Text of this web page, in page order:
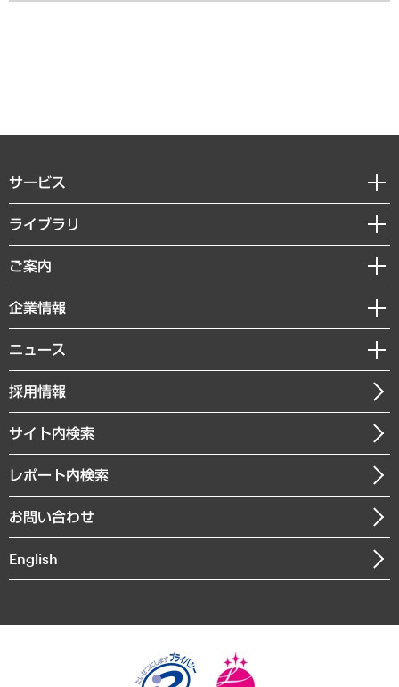
サービス
経営戦略
組織・人事戦略
デジタルイノベーション
共生・ダイバーシティ
GRC（ガバナンス・リスク・コンプライアンス）・防災（政策）
経済・産業・雇用・労働
まちづくり・観光・交通・スポーツ・スマートシティ
自然資源・農林水産業・食料システム
ライブラリ
経済調査
レポート
コラム
経営用語集
受託・受注実績（官公庁関連）
メディア掲載・出演
ご案内
セミナー・イベント情報
MUFGビジネスセミナー
受託案件情報
企業情報
私たちの想い
社長メッセージ
会社概要
沿革
組織図・本部部室紹介
インドネシア現地法人
個人情報保護方針
ニュース
ニュースリリース
お知らせ
採用情報
サイト内検索
レポート内検索
お問い合わせ
English